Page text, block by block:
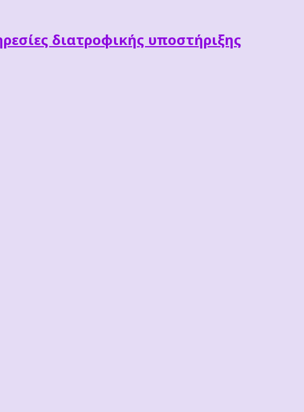
διατροφικής υποστήριξης